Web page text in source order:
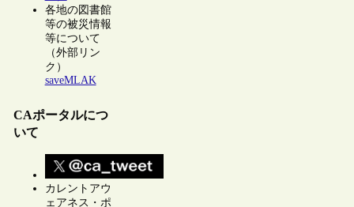
各地の図書館
等の被災情報
等について
（外部リン
ク）
saveMLAK
CAポータルにつ
いて
カレントアウ
ェアネス・ポ